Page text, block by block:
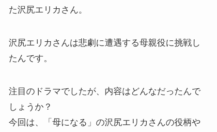
た沢尻エリカさん。
沢尻エリカさんは悲劇に遭遇する母親役に挑戦し
たんです。
注目のドラマでしたが、内容はどんなだったんで
しょうか？
今回は、「母になる」の沢尻エリカさんの役柄や